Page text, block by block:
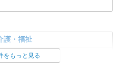
護・福祉
をもっと見る